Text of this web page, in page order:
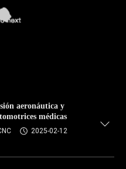
aeronáutica y
médicas
2025-02-12